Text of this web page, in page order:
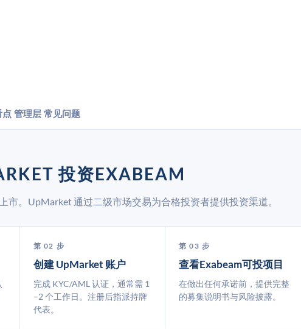
点 管理层 常见问题
投资EXABEAM
市。UpMarket 通过二级市场交易为合格投资者提供投资渠道。
第 02 步
创建 UpMarket 账户
完成 KYC/AML 认证，通常需 1
–2 个工作日。注册后指派持牌
代表。
第 03 步
查看Exabeam可投项目
在做出任何承诺前，提供完整
的募集说明书与风险披露。